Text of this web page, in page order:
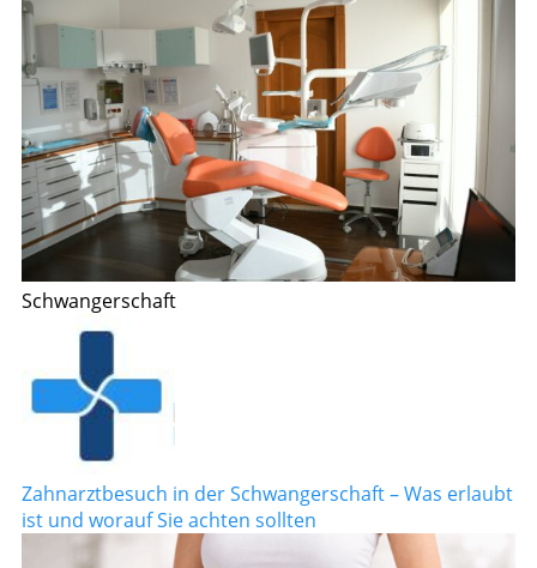
Schwangerschaft
Zahnarztbesuch in der Schwangerschaft – Was erlaubt
ist und worauf Sie achten sollten